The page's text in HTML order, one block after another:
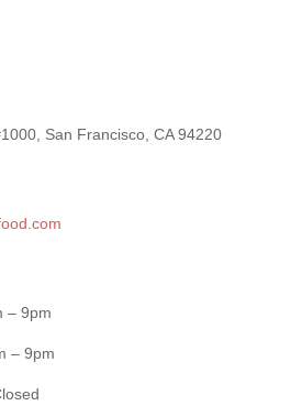
San Francisco, CA 94220
– 9pm
– 9pm